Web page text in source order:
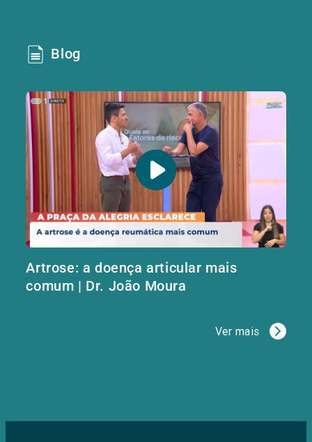
Blog
Artrose: a doença articular mais
comum | Dr. João Moura
Ver mais